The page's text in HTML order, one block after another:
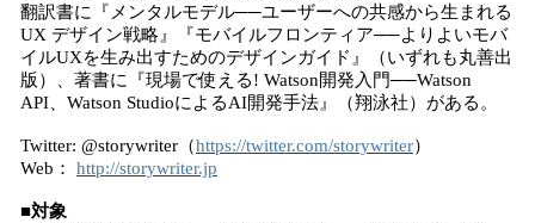
翻訳書に『メンタルモデル──ユーザーへの共感から生まれる
UX デザイン戦略』『モバイルフロンティア──よりよいモバ
イルUXを生み出すためのデザインガイド』（いずれも丸善出
版）、著書に『現場で使える! Watson開発入門──Watson
API、Watson StudioによるAI開発手法』（翔泳社）がある。
Twitter: @storywriter（https://twitter.com/storywriter）
Web： http://storywriter.jp
■対象